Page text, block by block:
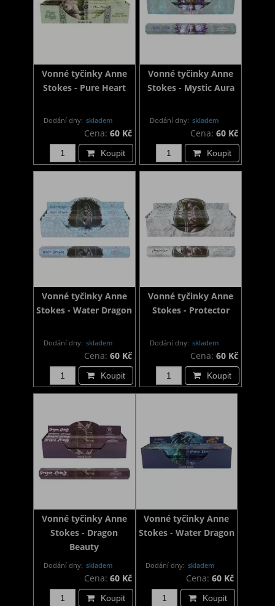
Vonné tyčinky Anne
Stokes - Pure Heart
Dodání dny: skladem
Cena: 60 Kč
Koupit
Vonné tyčinky Anne
Stokes - Mystic Aura
Dodání dny: skladem
Cena: 60 Kč
Koupit
Vonné tyčinky Anne
Stokes - Water Dragon
Dodání dny: skladem
Cena: 60 Kč
Koupit
Vonné tyčinky Anne
Stokes - Protector
Dodání dny: skladem
Cena: 60 Kč
Koupit
Vonné tyčinky Anne
Stokes - Dragon
Beauty
Dodání dny: skladem
Cena: 60 Kč
Koupit
Vonné tyčinky Anne
Stokes - Water Dragon
Dodání dny: skladem
Cena:60 Kč
Koupit